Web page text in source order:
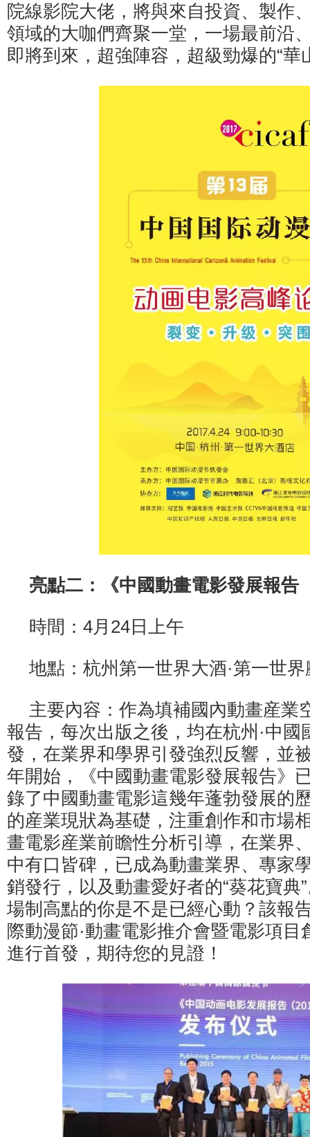
院線影院大佬，將與來自投資、製作
領域的大咖們齊聚一堂，一場最前沿
即將到來，超強陣容，超級勁爆的“華
亮點二：《中國動畫電影發展報告
時間：4月24日上午
地點：杭州第一世界大酒·第一世界
主要內容：作為填補國內動畫産業
報告，每次出版之後，均在杭州·中國
發，在業界和學界引發強烈反響，並
年開始，《中國動畫電影發展報告》
錄了中國動畫電影這幾年蓬勃發展的
的産業現狀為基礎，注重創作和市場
畫電影産業前瞻性分析引導，在業界
中有口皆碑，已成為動畫業界、專家
銷發行，以及動畫愛好者的“葵花寶典
場制高點的你是不是已經心動？該報
際動漫節·動畫電影推介會暨電影項
進行首發，期待您的見證！